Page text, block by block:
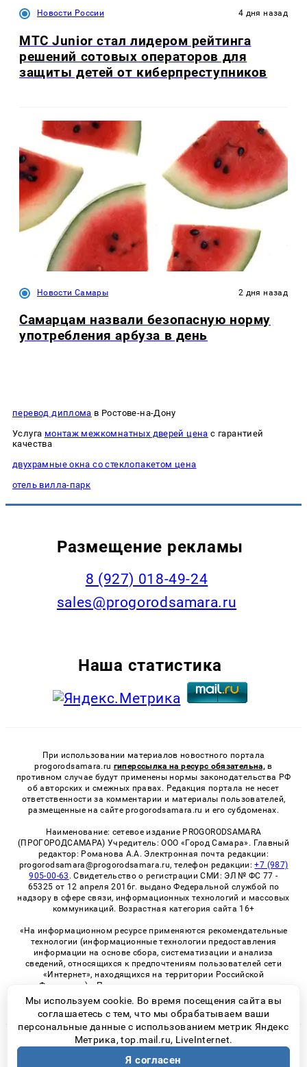
Новости России 4 дня назад
МТС Junior стал лидером рейтинга
решений сотовых операторов для
защиты детей от киберпреступников
Новости Самары 2 дня назад
Самарцам назвали безопасную норму
употребления арбуза в день
перевод диплома в Ростове-на-Дону
Услуга монтаж межкомнатных дверей цена с гарантией
качества
двухрамные окна со стеклопакетом цена
отель вилла-парк
Размещение рекламы
8 (927) 018-49-24
sales@progorodsamara.ru
Наша статистика
При использовании материалов новостного портала
progorodsamara.ru гиперссылка на ресурс обязательна, в
противном случае будут применены нормы законодательства РФ
об авторских и смежных правах. Редакция портала не несет
ответственности за комментарии и материалы пользователей,
размещенные на сайте progorodsamara.ru и его субдоменах.
Наименование: сетевое издание PROGORODSAMARA
(ПРОГОРОДСАМАРА) Учредитель: ООО «Город Самара». Главный
редактор: Романова А.А. Электронная почта редакции:
progorodsamara@progorodsamara.ru, телефон редакции:+7 (987)
905-00-63 . Свидетельство о регистрации СМИ: ЭЛ № ФС 77 -
65325 от 12 апреля 2016г. выдано Федеральной службой по
надзору в сфере связи, информационных технологий и массовых
коммуникаций. Возрастная категория сайта 16+
«На информационном ресурсе применяются рекомендательные
технологии (информационные технологии предоставления
информации на основе сбора, систематизации и анализа
сведений, относящихся к предпочтениям пользователей сети
«Интернет», находящихся на территории Российской
Федерации)». Правила применения рекомендательных
технологий в виджетах рекламно-обменной сети
«СМИ2» (PDF)
© 2026 «ProGorodSamara» | Все права защищены
Возрастная категория сайта 16+
Мы используем cookie. Во время посещения сайта вы
соглашаетесь с тем, что мы обрабатываем ваши
персональные данные с использованием метрик Яндекс
Метрика, top.mail.ru, LiveInternet.
Я согласен